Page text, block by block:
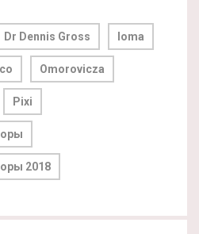
Dr Dennis Gross Ioma
Omorovicza
Pixi
2018